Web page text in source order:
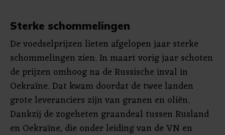
Sterke schommelingen
De voedselprijzen lieten afgelopen jaar sterke
schommelingen zien. In maart vorig jaar schoten
de prijzen omhoog na de Russische inval in
Oekraïne. Dat kwam doordat de twee landen
grote leveranciers zijn van granen en oliën.
Dankzij de zogeheten graandeal tussen Rusland
en Oekraïne, die onder leiding van de VN en